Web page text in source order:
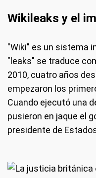
Wikileaks y el
"Wiki" es un sistema
"leaks" se traduce
2010, cuatro años
empezaron los
Cuando ejecutó una
pusieron en jaque el
presidente de